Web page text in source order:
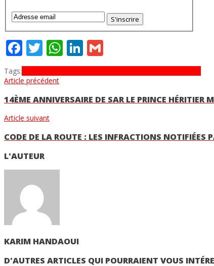
Facebook
Twitter
WhatsApp
LinkedIn
Tags:
Article précédent
14ÈME ANNIVERSAIRE DE SAR LE PRINCE HÉRITIER
Article suivant
CODE DE LA ROUTE : LES INFRACTIONS NOTIFIÉES
L'AUTEUR
KARIM HANDAOUI
D'AUTRES ARTICLES QUI POURRAIENT VOUS